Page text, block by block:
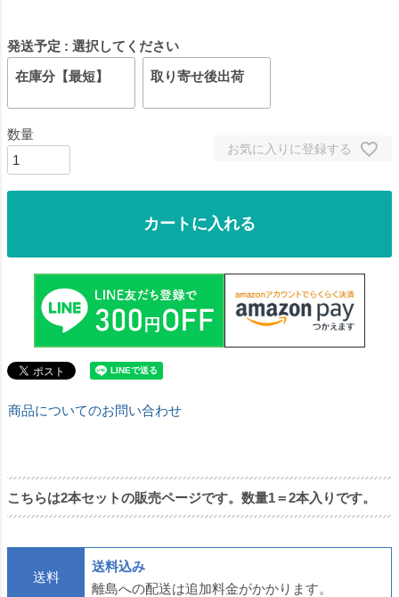
発送予定
選択してください
在庫分【最短】
取り寄せ後出荷
お気に入りに登録する
カートに入れる
商品についてのお問い合わせ
こちらは2本セットの販売ページです。数量1＝2本入りです。
送料
送料込み
離島への配送は追加料金がかかります。